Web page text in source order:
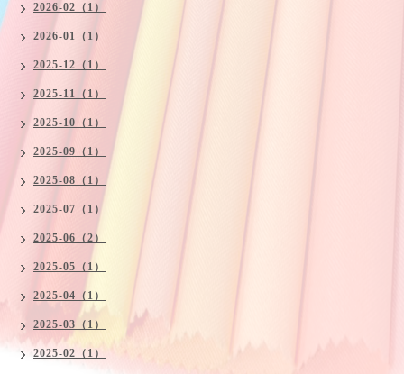
2026-02（1）
2026-01（1）
2025-12（1）
2025-11（1）
2025-10（1）
2025-09（1）
2025-08（1）
2025-07（1）
2025-06（2）
2025-05（1）
2025-04（1）
2025-03（1）
2025-02（1）